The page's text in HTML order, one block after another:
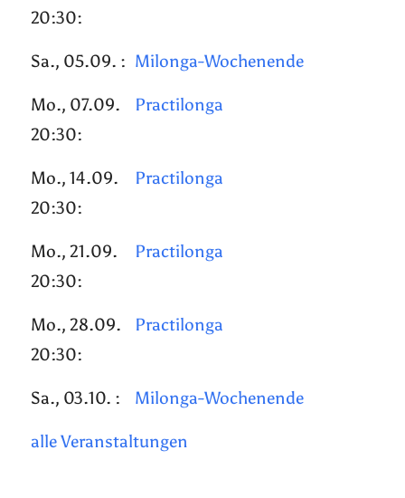
20:30:
Sa., 05.09. : Milonga-Wochenende
Mo., 07.09.
20:30:
Practilonga
Mo., 14.09.
20:30:
Practilonga
Mo., 21.09.
20:30:
Practilonga
Mo., 28.09.
20:30:
Practilonga
Sa., 03.10. : Milonga-Wochenende
alle Veranstaltungen